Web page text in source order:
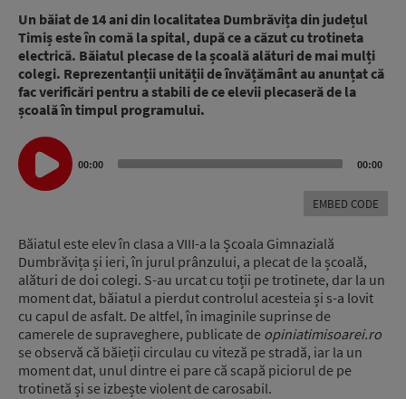
Un băiat de 14 ani din localitatea Dumbrăvița din județul
Timiș este în comă la spital, după ce a căzut cu trotineta
electrică. Băiatul plecase de la școală alături de mai mulți
colegi. Reprezentanții unității de învățământ au anunțat că
fac verificări pentru a stabili de ce elevii plecaseră de la
școală în timpul programului.
Audio
Player
00:00 00:00
EMBED CODE
Băiatul este elev în clasa a VIII-a la Școala Gimnazială
Dumbrăvița și ieri, în jurul prânzului, a plecat de la școală,
alături de doi colegi. S-au urcat cu toții pe trotinete, dar la un
moment dat, băiatul a pierdut controlul acesteia și s-a lovit
cu capul de asfalt. De altfel, în imaginile suprinse de
camerele de supraveghere, publicate de opiniatimisoarei.ro
se observă că băieții circulau cu viteză pe stradă, iar la un
moment dat, unul dintre ei pare că scapă piciorul de pe
trotinetă și se izbește violent de carosabil.